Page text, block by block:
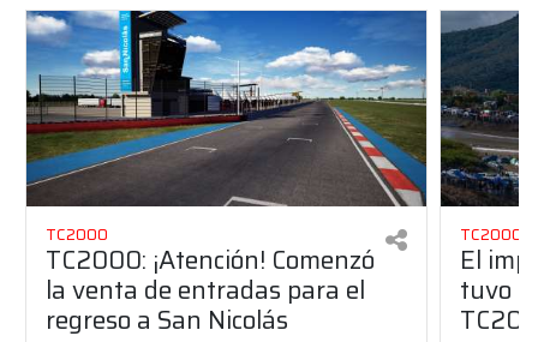
TC2000
TC2000: ¡Atención! Comenzó
la venta de entradas para el
regreso a San Nicolás
TC2000
El
tuvo